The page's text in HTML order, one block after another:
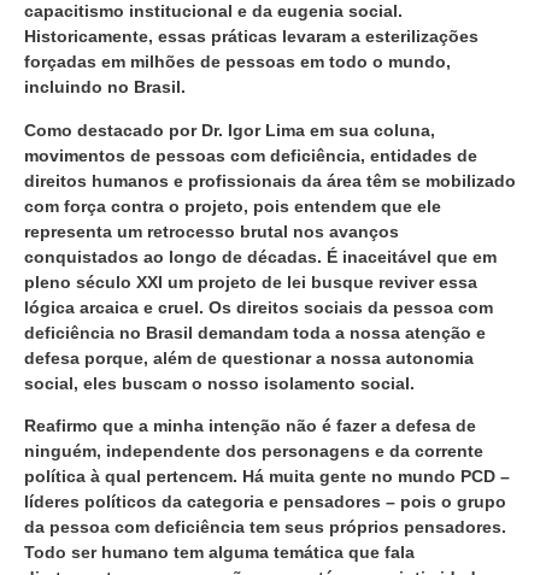
capacitismo institucional e da eugenia social.
Historicamente, essas práticas levaram a esterilizações
forçadas em milhões de pessoas em todo o mundo,
incluindo no Brasil.
Como destacado por Dr. Igor Lima em sua coluna,
movimentos de pessoas com deficiência, entidades de
direitos humanos e profissionais da área têm se mobilizado
com força contra o projeto, pois entendem que ele
representa um retrocesso brutal nos avanços
conquistados ao longo de décadas. É inaceitável que em
pleno século XXI um projeto de lei busque reviver essa
lógica arcaica e cruel. Os direitos sociais da pessoa com
deficiência no Brasil demandam toda a nossa atenção e
defesa porque, além de questionar a nossa autonomia
social, eles buscam o nosso isolamento social.
Reafirmo que a minha intenção não é fazer a defesa de
ninguém, independente dos personagens e da corrente
política à qual pertencem. Há muita gente no mundo PCD –
líderes políticos da categoria e pensadores – pois o grupo
da pessoa com deficiência tem seus próprios pensadores.
Todo ser humano tem alguma temática que fala